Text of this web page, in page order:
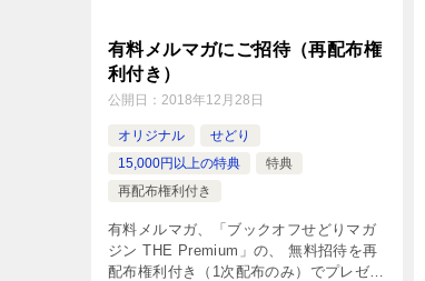
有料メルマガにご招待（再配布権
利付き）
公開日： 2018年12月28日
オリジナル
せどり
15,000円以上の特典
特典
再配布権利付き
有料メルマガ、「ブックオフせどりマガ
ジン THE Premium」の、 無料招待を再
配布権利付き（1次配布のみ）でプレゼン